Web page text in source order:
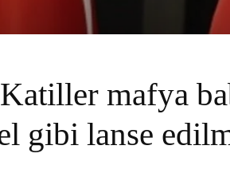
mafya
gibi lanse